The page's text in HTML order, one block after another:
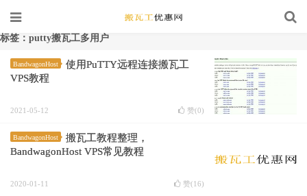
标签：putty搬瓦工多用户
BandwagonHost
使用PuTTY远程连接搬瓦工
VPS教程
2021-05-12 赞(0)
BandwagonHost
搬瓦工教程整理，
BandwagonHost VPS常见教程
2020-01-11 赞(16)